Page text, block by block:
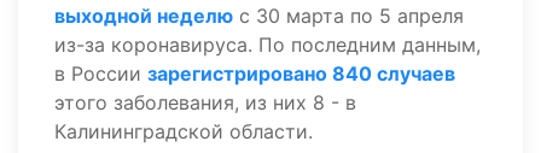
выходной неделю с 30 марта по 5 апреля
из-за коронавируса. По последним данным,
в России зарегистрировано 840 случаев
этого заболевания, из них 8 - в
Калининградской области.